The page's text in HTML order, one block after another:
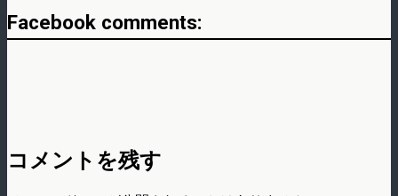
Facebook comments:
コメントを残す